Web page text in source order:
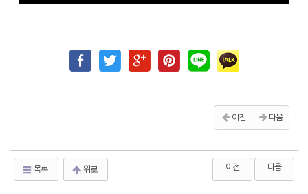
이전 다음
목록 위로 이전 다음